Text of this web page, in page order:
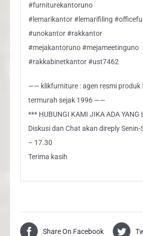
#furniturekantoruno
#lemarikantor #lemarifiling
#unokantor #rakkantor
#mejakantoruno #mejameetinguno
#rakkabinetkantor #ust7462
—— klikfurniture : agen resmi produk
termurah sejak 1996 ——
*** HUBUNGI KAMI JIKA ADA YANG
Diskusi dan Chat akan direply
– 17.30
Terima kasih
Share On Facebook